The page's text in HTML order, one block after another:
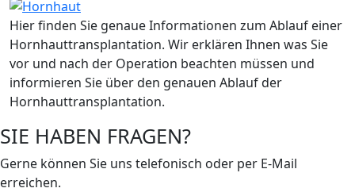
Hier finden Sie genaue Informationen zum Ablauf einer
Hornhauttransplantation. Wir erklären Ihnen was Sie
vor und nach der Operation beachten müssen und
informieren Sie über den genauen Ablauf der
Hornhauttransplantation.
SIE HABEN FRAGEN?
Gerne können Sie uns telefonisch oder per E-Mail
erreichen.